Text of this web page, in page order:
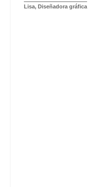
Lisa, Diseñadora gráfica